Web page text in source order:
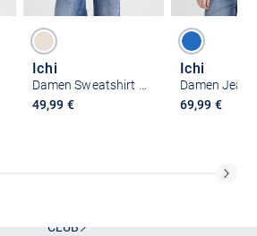
Ichi
Damen Sweatshirt IHITIRA
49,99 €
Ichi
69,99 €
CLUB